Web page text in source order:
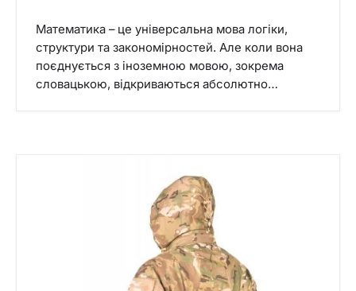
Математика – це універсальна мова логіки,
структури та закономірностей. Але коли вона
поєднується з іноземною мовою, зокрема
словацькою, відкриваються абсолютно…